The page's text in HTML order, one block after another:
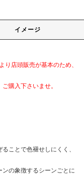
イメージ
店頭販売が基本のため、
購入下さいませ。
ことで色褪せしにくく、
の象徴するシーンごとに